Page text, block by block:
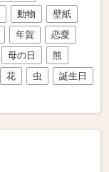
動物
壁紙
年賀
恋愛
母の日
熊
花 虫
誕生日